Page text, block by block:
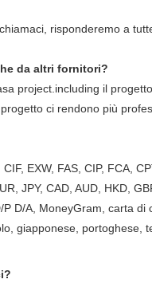
risponderemo a
da altri fornitori?
project.including il
ci rendono più
EXW, FAS, CIP, FCA,
JPY, CAD, AUD, HKD,
D/A, MoneyGram, carta
giapponese, portoghese,